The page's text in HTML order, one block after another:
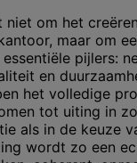
niet om het
maar om
pijlers:
en
het volledige
tot uiting in
als in de keuze
wordt zo een